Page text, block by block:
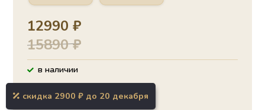
12990₽
15890₽
в наличии
скидка 2900 ₽ до 20 декабря